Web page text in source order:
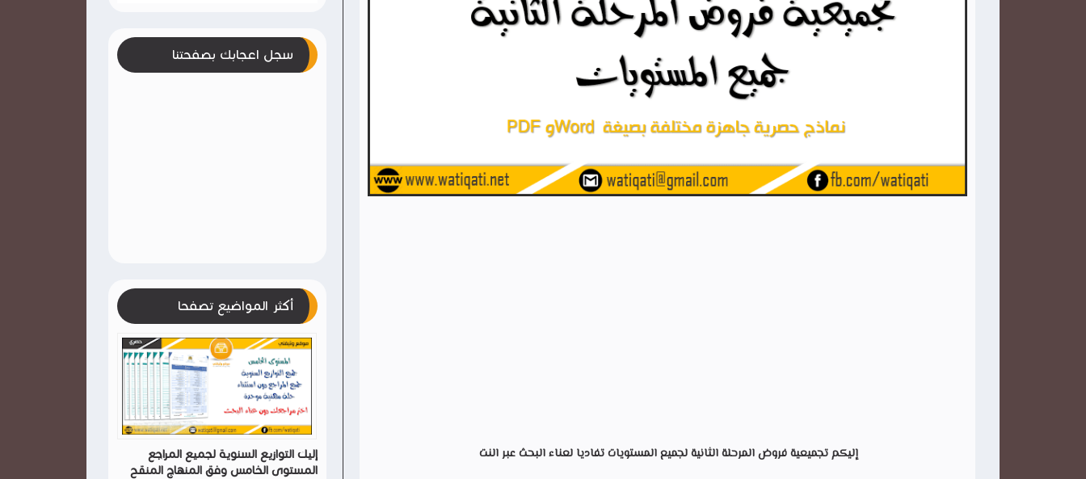
إليكم تجميعية فروض المرحلة الثانية لجميع المستويات تفاديا لعناء البحث عبر النت
سجل اعجابك بصفحتنا
أكثر المواضيع تصفحا
إليك التوازيع السنوية لجميع المراجع
المستوى الخامس وفق المنهاج المنقح